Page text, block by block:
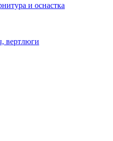
и оснастка
вертлюги